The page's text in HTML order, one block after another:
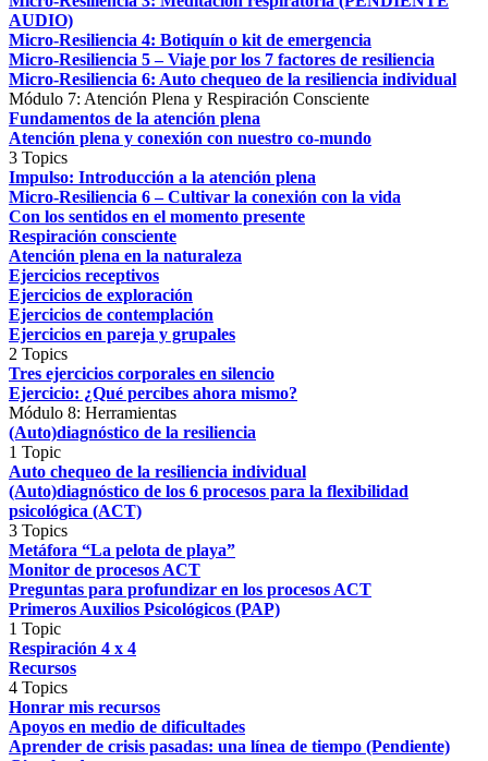
AUDIO)
Micro-Resiliencia 4: Botiquín o kit de emergencia
Micro-Resiliencia 5 – Viaje por los 7 factores de resiliencia
Micro-Resiliencia 6: Auto chequeo de la resiliencia individual
Módulo 7: Atención Plena y Respiración Consciente
Fundamentos de la atención plena
Atención plena y conexión con nuestro co-mundo
3 Topics
Impulso: Introducción a la atención plena
Micro-Resiliencia 6 – Cultivar la conexión con la vida
Con los sentidos en el momento presente
Respiración consciente
Atención plena en la naturaleza
Ejercicios receptivos
Ejercicios de exploración
Ejercicios de contemplación
Ejercicios en pareja y grupales
2 Topics
Tres ejercicios corporales en silencio
Ejercicio: ¿Qué percibes ahora mismo?
Módulo 8: Herramientas
(Auto)diagnóstico de la resiliencia
1 Topic
Auto chequeo de la resiliencia individual
(Auto)diagnóstico de los 6 procesos para la flexibilidad
psicológica (ACT)
3 Topics
Metáfora “La pelota de playa”
Monitor de procesos ACT
Preguntas para profundizar en los procesos ACT
Primeros Auxilios Psicológicos (PAP)
1 Topic
Respiración 4 x 4
Recursos
4 Topics
Honrar mis recursos
Apoyos en medio de dificultades
Aprender de crisis pasadas: una línea de tiempo (Pendiente)